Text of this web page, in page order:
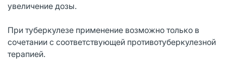
увеличение дозы.
При туберкулезе применение возможно только в
сочетании с соответствующей противотуберкулезной
терапией.